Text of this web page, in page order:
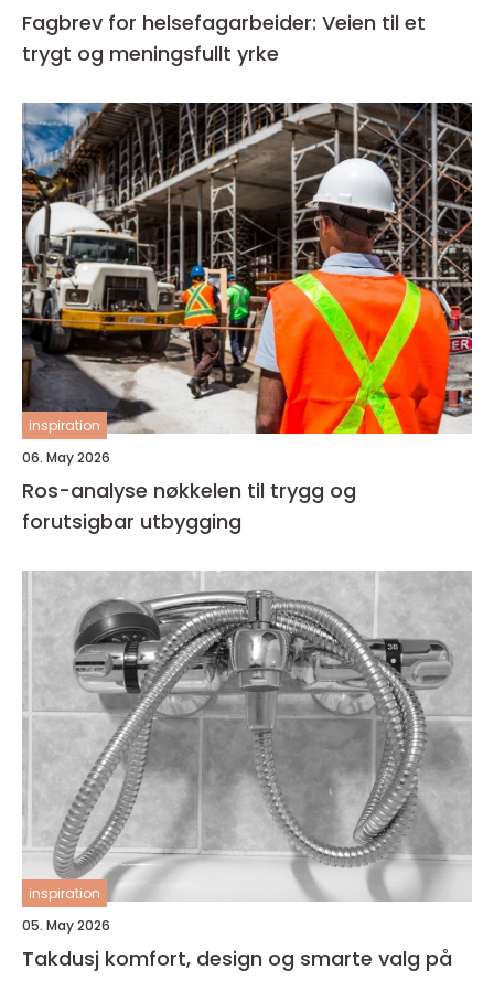
Fagbrev for helsefagarbeider: Veien til et
trygt og meningsfullt yrke
inspiration
06. May 2026
Ros-analyse nøkkelen til trygg og
forutsigbar utbygging
inspiration
05. May 2026
Takdusj komfort, design og smarte valg på